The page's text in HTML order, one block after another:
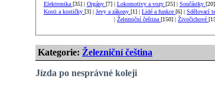
Elektronika [35] | Orgány [7] | Lokomotivy a vozy [25] | Součástky
Kosti a kostičky[3] |Jevy a zákony[1] |Lidé a funkce[6] |Sdělovací
|Železniční čeština[150] |Živočichové
Kategorie: Železniční čeština
Jízda po nesprávné koleji